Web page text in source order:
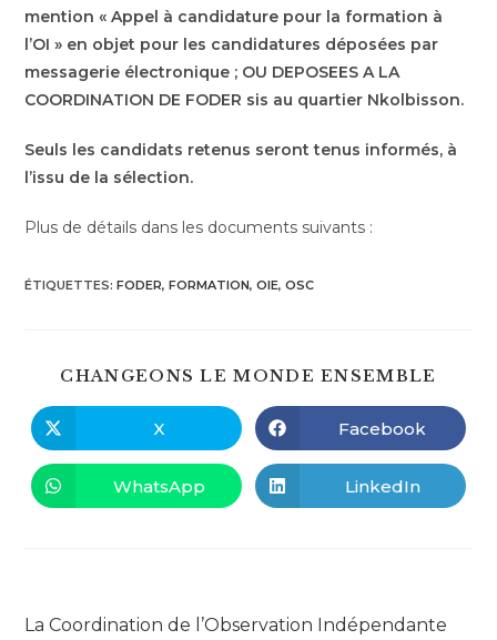
mention « Appel à candidature pour la formation à
l’OI » en objet pour les candidatures déposées par
messagerie électronique ; OU DEPOSEES A LA
COORDINATION DE FODER sis au quartier Nkolbisson.
Seuls les candidats retenus seront tenus informés, à
l’issu de la sélection.
Plus de détails dans les documents suivants :
ÉTIQUETTES:FODER, FORMATION, OIE, OSC
CHANGEONS LE MONDE ENSEMBLE
Ouvrir
dans
une
autre
fenêtre
X Ouvrir
dans
une
autre
fenêtre
Facebook
Ouvrir
dans
WhatsApp Ouvrir
dans
LinkedIn
articles
La Coordination de l’Observation Indépendante